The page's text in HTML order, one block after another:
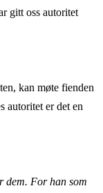
gitt oss autoritet
kan møte fienden
autoritet er det en
dem. For han som